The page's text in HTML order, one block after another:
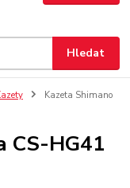
Hledat
Kazeta Shimano
CS-HG41